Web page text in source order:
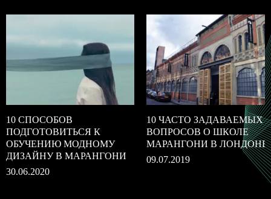
10 СПОСОБОВ
ПОДГОТОВИТЬСЯ К
ОБУЧЕНИЮ МОДНОМУ
ДИЗАЙНУ В МАРАНГОНИ
30.06.2020
10 ЧАСТО ЗАДАВАЕМЫХ
ВОПРОСОВ О ШКОЛЕ
МАРАНГОНИ В ЛОНДОНЕ
09.07.2019